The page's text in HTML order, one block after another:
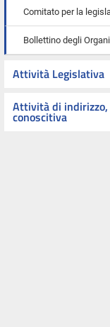
Comitato per la
Bollettino degli
Attività Legislativa
Attività di
conoscitiva